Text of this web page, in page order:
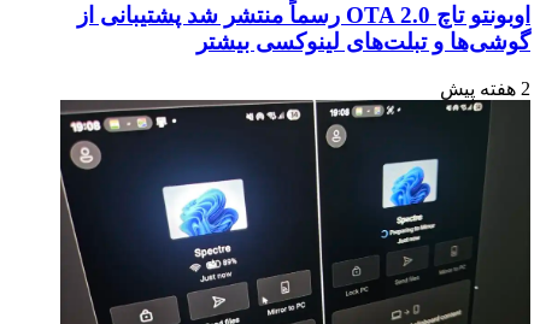
اوبونتو تاچ OTA 2.0 رسماً منتشر شد پشتیبانی از
گوشی‌ها و تبلت‌های لینوکسی بیشتر
2 هفته پیش